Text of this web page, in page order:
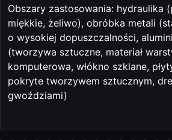
Obszary zastosowania: hydraulika
miękkie, żeliwo), obróbka metali
o wysokiej dopuszczalności,
(tworzywa sztuczne, materiał
komputerowa, włókno szklane,
pokryte tworzywem sztucznym,
gwoździami)